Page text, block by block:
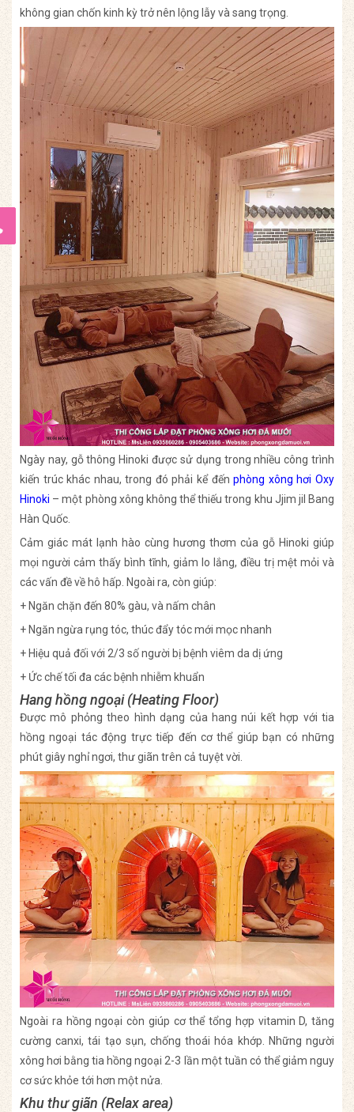
không gian chốn kinh kỳ trở nên lộng lẫy và sang trọng.
Ngày nay, gỗ thông Hinoki được sử dụng trong nhiều công trình
kiến trúc khác nhau, trong đó phải kể đếnphòng xông hơi Oxy
Hinoki – một phòng xông không thể thiếu trong khu Jjim jil Bang
Hàn Quốc.
Cảm giác mát lạnh hào cùng hương thơm của gỗ Hinoki giúp
mọi người cảm thấy bình tĩnh, giảm lo lắng, điều trị mệt mỏi và
các vấn đề về hô hấp. Ngoài ra, còn giúp:
+ Ngăn chặn đến 80% gàu, và nấm chân
+ Ngăn ngừa rụng tóc, thúc đẩy tóc mới mọc nhanh
+ Hiệu quả đối với 2/3 số người bị bệnh viêm da dị ứng
+ Ức chế tối đa các bệnh nhiễm khuẩn
Hang hồng ngoại (Heating Floor)
Được mô phỏng theo hình dạng của hang núi kết hợp với tia
hồng ngoại tác động trực tiếp đến cơ thể giúp bạn có những
phút giây nghỉ ngơi, thư giãn trên cả tuyệt vời.
Ngoài ra hồng ngoại còn giúp cơ thể tổng hợp vitamin D, tăng
cường canxi, tái tạo sụn, chống thoái hóa khớp. Những người
xông hơi bằng tia hồng ngoại 2-3 lần một tuần có thể giảm nguy
cơ sức khỏe tới hơn một nửa.
Khu thư giãn (Relax area)